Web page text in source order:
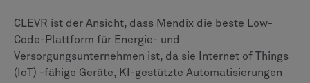
CLEVR ist der Ansicht, dass Mendix die beste Low-
Code-Plattform für Energie- und
Versorgungsunternehmen ist, da sie Internet of Things
(IoT) -fähige Geräte, KI-gestützte Automatisierungen